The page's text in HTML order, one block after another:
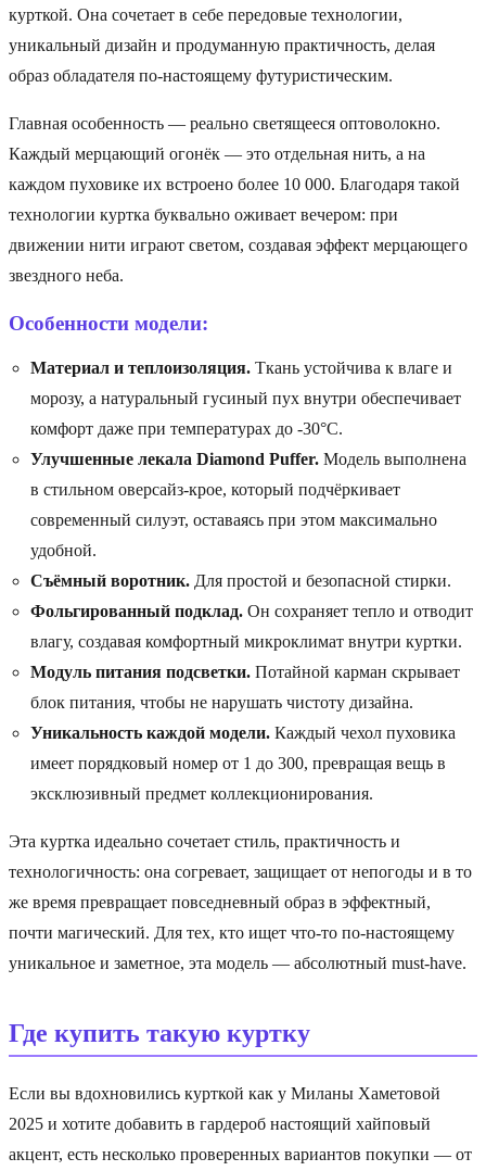
курткой. Она сочетает в себе передовые технологии,
уникальный дизайн и продуманную практичность, делая
образ обладателя по-настоящему футуристическим.
Главная особенность — реально светящееся оптоволокно.
Каждый мерцающий огонёк — это отдельная нить, а на
каждом пуховике их встроено более 10 000. Благодаря такой
технологии куртка буквально оживает вечером: при
движении нити играют светом, создавая эффект мерцающего
звездного неба.
Особенности модели:
Материал и теплоизоляция. Ткань устойчива к влаге и
морозу, а натуральный гусиный пух внутри обеспечивает
комфорт даже при температурах до -30°C.
Улучшенные лекала Diamond Puffer. Модель выполнена
в стильном оверсайз-крое, который подчёркивает
современный силуэт, оставаясь при этом максимально
удобной.
Съёмный воротник. Для простой и безопасной стирки.
Фольгированный подклад. Он сохраняет тепло и отводит
влагу, создавая комфортный микроклимат внутри куртки.
Модуль питания подсветки. Потайной карман скрывает
блок питания, чтобы не нарушать чистоту дизайна.
Уникальность каждой модели. Каждый чехол пуховика
имеет порядковый номер от 1 до 300, превращая вещь в
эксклюзивный предмет коллекционирования.
Эта куртка идеально сочетает стиль, практичность и
технологичность: она согревает, защищает от непогоды и в то
же время превращает повседневный образ в эффектный,
почти магический. Для тех, кто ищет что-то по-настоящему
уникальное и заметное, эта модель — абсолютный must-have.
Где купить такую куртку
Если вы вдохновились курткой как у Миланы Хаметовой
2025 и хотите добавить в гардероб настоящий хайповый
акцент, есть несколько проверенных вариантов покупки — от